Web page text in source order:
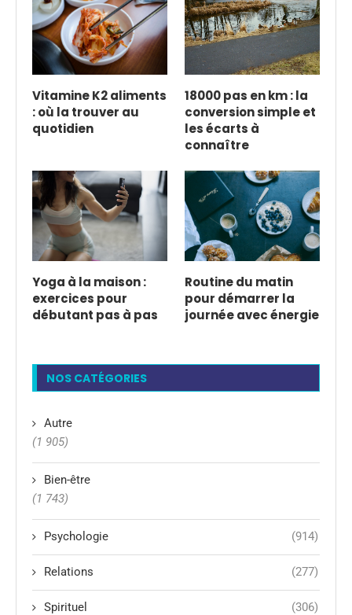
Vitamine K2 aliments
: où la trouver au
quotidien
18000 pas en km : la
conversion simple et
les écarts à
connaître
Yoga à la maison :
exercices pour
débutant pas à pas
Routine du matin
pour démarrer la
journée avec énergie
NOS CATÉGORIES
Autre
(1 905)
Bien-être
(1 743)
Psychologie (914)
Relations (277)
Spirituel (306)